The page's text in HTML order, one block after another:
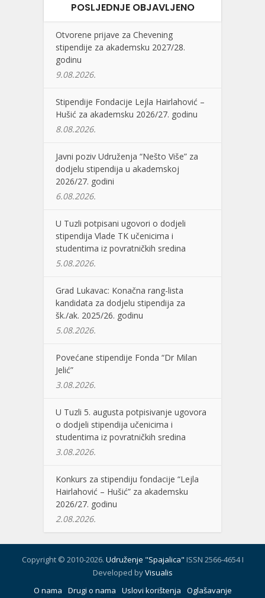
POSLJEDNJE OBJAVLJENO
Otvorene prijave za Chevening
stipendije za akademsku 2027/28.
godinu
9.08.2026.
Stipendije Fondacije Lejla Hairlahović –
Hušić za akademsku 2026/27. godinu
8.08.2026.
Javni poziv Udruženja “Nešto Više” za
dodjelu stipendija u akademskoj
2026/27. godini
6.08.2026.
U Tuzli potpisani ugovori o dodjeli
stipendija Vlade TK učenicima i
studentima iz povratničkih sredina
5.08.2026.
Grad Lukavac: Konačna rang-lista
kandidata za dodjelu stipendija za
šk./ak. 2025/26. godinu
5.08.2026.
Povećane stipendije Fonda “Dr Milan
Jelić”
3.08.2026.
U Tuzli 5. augusta potpisivanje ugovora
o dodjeli stipendija učenicima i
studentima iz povratničkih sredina
3.08.2026.
Konkurs za stipendiju fondacije “Lejla
Hairlahović – Hušić” za akademsku
2026/27. godinu
2.08.2026.
Copyright © 2010-2026. Udruženje "Spajalica" ISSN 2566-4654 I
Developed byVisualis
O nama
Drugi o nama Uslovi korištenja Oglašavanje